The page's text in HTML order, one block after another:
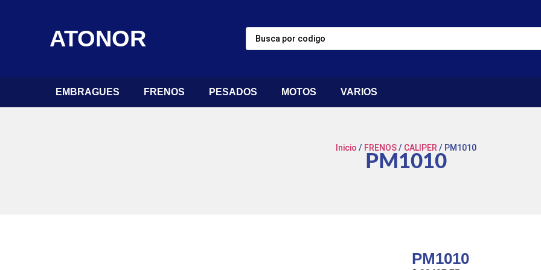
ATONOR
EMBRAGUES FRENOS PESADOS MOTOS VARIOS
Inicio / FRENOS/ CALIPER / PM1010
PM1010
PM1010